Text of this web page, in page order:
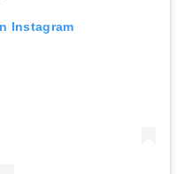
Instagram